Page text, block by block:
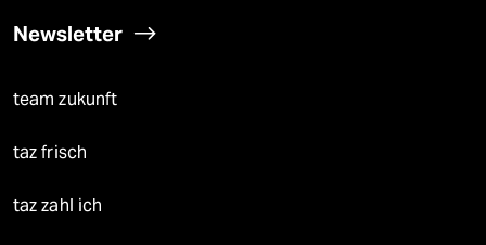
Newsletter
team zukunft
taz frisch
taz zahl ich